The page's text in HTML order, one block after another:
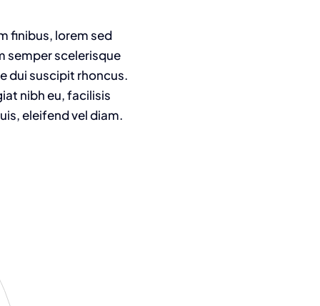
finibus, lorem sed
semper scelerisque
dui suscipit rhoncus.
nibh eu, facilisis
eleifend vel diam.